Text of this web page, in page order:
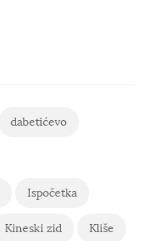
dabetićevo
Ispočetka
Kineski zid Kliše